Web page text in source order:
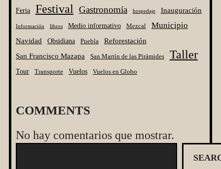
Feria Festival Gastronomía hospedaje Inauguración
Información libros Medio informativo Mezcal Municipio
Navidad Obsidiana Puebla
Reforestación
San Francisco Mazapa
San Martín de las Pirámides Taller
Tour Transporte Vuelos Vuelos en Globo
COMMENTS
No hay comentarios que mostrar.